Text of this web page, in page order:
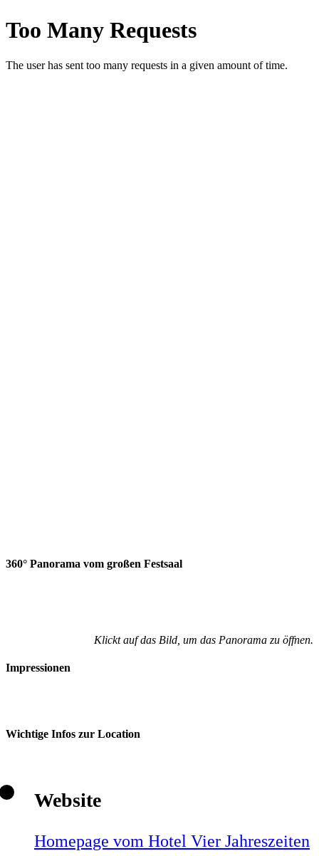
360° Panorama vom großen Festsaal
Klickt auf das Bild, um das Panorama zu öffnen.
Impressionen
Wichtige Infos zur Location
Website
Homepage vom Hotel Vier Jahreszeiten